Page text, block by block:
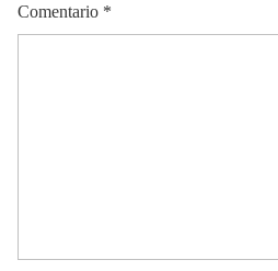
Comentario *